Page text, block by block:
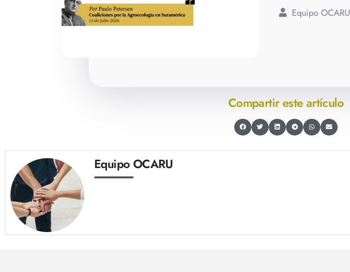
Equipo OCARU
Compartir este artículo
Equipo OCARU